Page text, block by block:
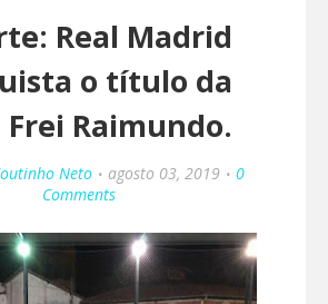
Real Madrid
o título da
Frei Raimundo.
Neto agosto 03, 2019
0
Comments